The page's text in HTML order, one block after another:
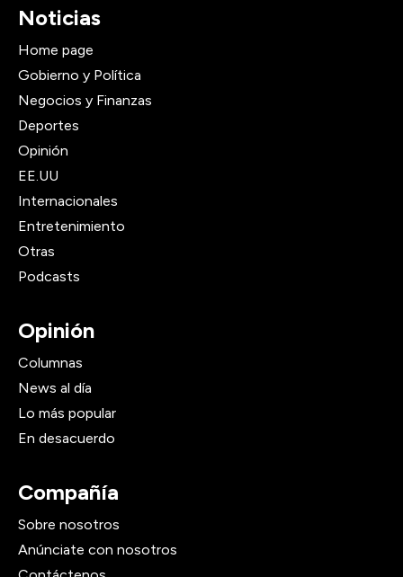
Noticias
Home page
Gobierno y Política
Negocios y Finanzas
Deportes
Opinión
EE.UU
Internacionales
Entretenimiento
Otras
Podcasts
Opinión
Columnas
News al día
Lo más popular
En desacuerdo
Compañía
Sobre nosotros
Anúnciate con nosotros